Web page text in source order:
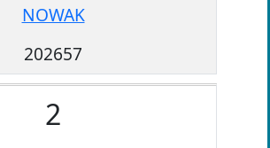
NOWAK
202657
2